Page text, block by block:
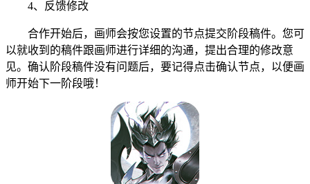
4、反馈修改
合作开始后，画师会按您设置的节点提交阶段稿件。您可
以就收到的稿件跟画师进行详细的沟通，提出合理的修改意
见。确认阶段稿件没有问题后，要记得点击确认节点，以便画
师开始下一阶段哦！